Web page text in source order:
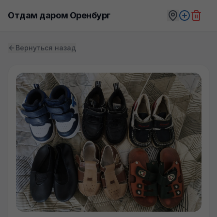
Отдам даром Оренбург
Вернуться назад